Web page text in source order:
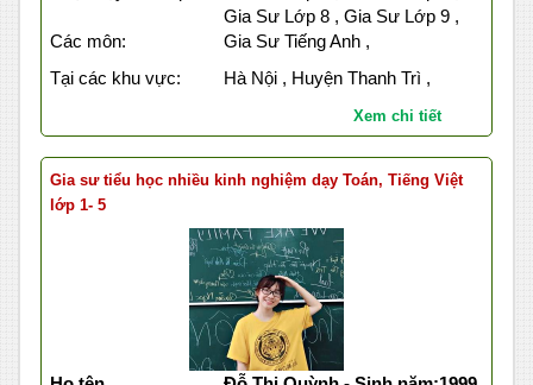
Gia Sư Lớp 8 , Gia Sư Lớp 9 ,
Các môn:
Gia Sư Tiếng Anh ,
Tại các khu vực:
Hà Nội , Huyện Thanh Trì ,
Xem chi tiết
Gia sư tiểu học nhiều kinh nghiệm dạy Toán, Tiếng Việt
lớp 1- 5